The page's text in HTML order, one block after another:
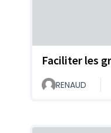
Faciliter les
RENAUD